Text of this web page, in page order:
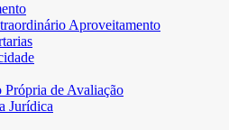
Aproveitamento
Própria de Avaliação
Jurídica